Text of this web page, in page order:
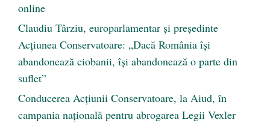
online
Claudiu Târziu, europarlamentar și președinte
Acțiunea Conservatoare: „Dacă România își
abandonează ciobanii, își abandonează o parte din
suflet”
Conducerea Acțiunii Conservatoare, la Aiud, în
campania națională pentru abrogarea Legii Vexler